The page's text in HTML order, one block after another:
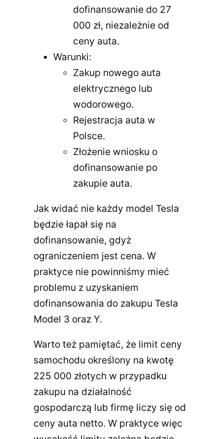
dofinansowanie do 27
000 zł, niezależnie od
ceny auta.
Warunki:
Zakup nowego auta
elektrycznego lub
wodorowego.
Rejestracja auta w
Polsce.
Złożenie wniosku o
dofinansowanie po
zakupie auta.
Jak widać nie każdy model Tesla
będzie łapał się na
dofinansowanie, gdyż
ograniczeniem jest cena. W
praktyce nie powinniśmy mieć
problemu z uzyskaniem
dofinansowania do zakupu Tesla
Model 3 oraz Y.
Warto też pamiętać, że limit ceny
samochodu określony na kwotę
225 000 złotych w przypadku
zakupu na działalność
gospodarczą lub firmę liczy się od
ceny auta netto. W praktyce więc